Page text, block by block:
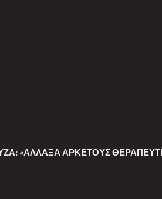
«ΆΛΛΑΞΑ ΑΡΚΕΤΟΎΣ